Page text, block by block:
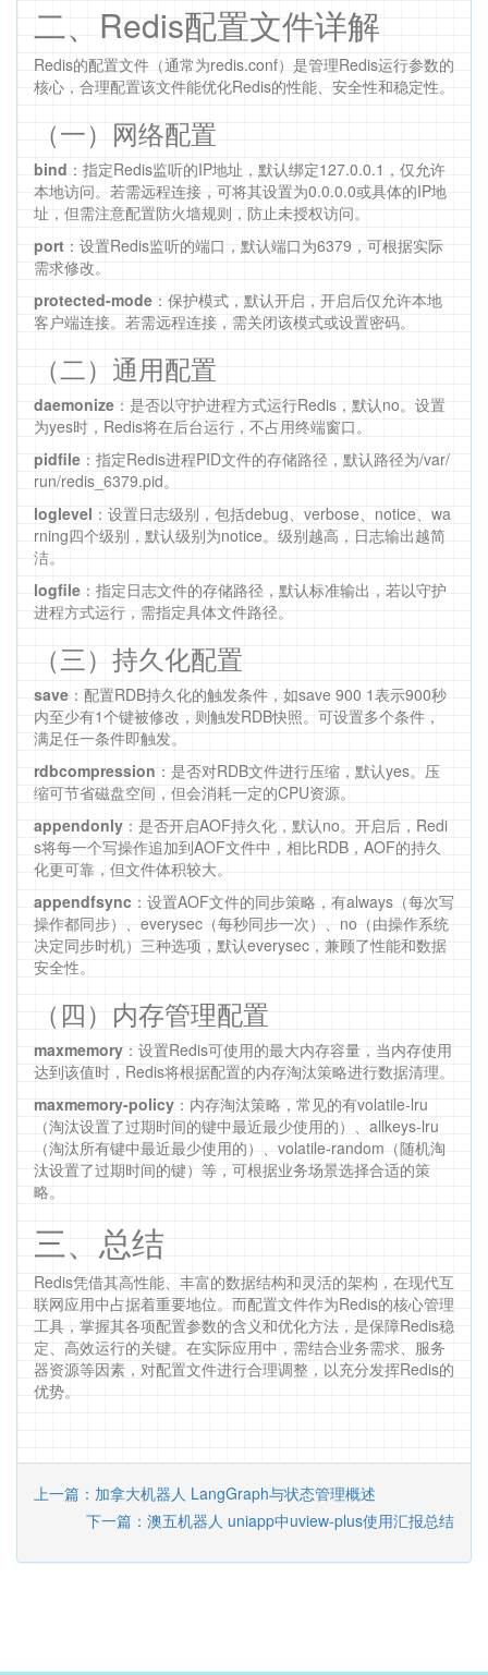
二、Redis配置文件详解
Redis的配置文件（通常为redis.conf）是管理Redis运行参数的
核心，合理配置该文件能优化Redis的性能、安全性和稳定性。
（一）网络配置
bind ：指定Redis监听的IP地址，默认绑定127.0.0.1，仅允许
本地访问。若需远程连接，可将其设置为0.0.0.0或具体的IP地
址，但需注意配置防火墙规则，防止未授权访问。
port ：设置Redis监听的端口，默认端口为6379，可根据实际
需求修改。
protected-mode ：保护模式，默认开启，开启后仅允许本地
客户端连接。若需远程连接，需关闭该模式或设置密码。
（二）通用配置
daemonize ：是否以守护进程方式运行Redis，默认no。设置
为yes时，Redis将在后台运行，不占用终端窗口。
pidfile ：指定Redis进程PID文件的存储路径，默认路径为/var/
run/redis_6379.pid。
loglevel ：设置日志级别，包括debug、verbose、notice、wa
rning四个级别，默认级别为notice。级别越高，日志输出越简
洁。
logfile ：指定日志文件的存储路径，默认标准输出，若以守护
进程方式运行，需指定具体文件路径。
（三）持久化配置
save ：配置RDB持久化的触发条件，如save 900 1表示900秒
内至少有1个键被修改，则触发RDB快照。可设置多个条件，
满足任一条件即触发。
rdbcompression ：是否对RDB文件进行压缩，默认yes。压
缩可节省磁盘空间，但会消耗一定的CPU资源。
appendonly ：是否开启AOF持久化，默认no。开启后，Redi
s将每一个写操作追加到AOF文件中，相比RDB，AOF的持久
化更可靠，但文件体积较大。
appendfsync ：设置AOF文件的同步策略，有always（每次写
操作都同步）、everysec（每秒同步一次）、no（由操作系统
决定同步时机）三种选项，默认everysec，兼顾了性能和数据
安全性。
（四）内存管理配置
maxmemory ：设置Redis可使用的最大内存容量，当内存使用
达到该值时，Redis将根据配置的内存淘汰策略进行数据清理。
maxmemory-policy ：内存淘汰策略，常见的有volatile-lru
（淘汰设置了过期时间的键中最近最少使用的）、allkeys-lru
（淘汰所有键中最近最少使用的）、volatile-random（随机淘
汰设置了过期时间的键）等，可根据业务场景选择合适的策
略。
三、总结
Redis凭借其高性能、丰富的数据结构和灵活的架构，在现代互
联网应用中占据着重要地位。而配置文件作为Redis的核心管理
工具，掌握其各项配置参数的含义和优化方法，是保障Redis稳
定、高效运行的关键。在实际应用中，需结合业务需求、服务
器资源等因素，对配置文件进行合理调整，以充分发挥Redis的
优势。
上一篇：加拿大机器人 LangGraph与状态管理概述
下一篇：澳五机器人 uniapp中uview-plus使用汇报总结